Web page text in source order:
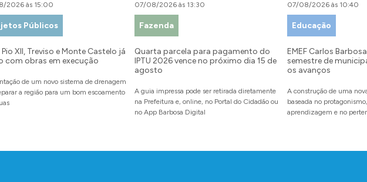
2026 às 15:00
Públicos
Pio XII, Treviso e Monte Castelo já
com obras em execução
de um novo sistema de drenagem
a região para um bom escoamento
07/08/2026 às 13:30
Fazenda
Quarta parcela para pagamento do
IPTU 2026 vence no próximo dia 15 de
agosto
A guia impressa pode ser retirada diretamente
na Prefeitura e, online, no Portal do Cidadão ou
no App Barbosa Digital
07/08/2026 às 10:40
Educação
EMEF Carlos
semestre de
os avanços
A construção de uma
baseada no
aprendizagem e no